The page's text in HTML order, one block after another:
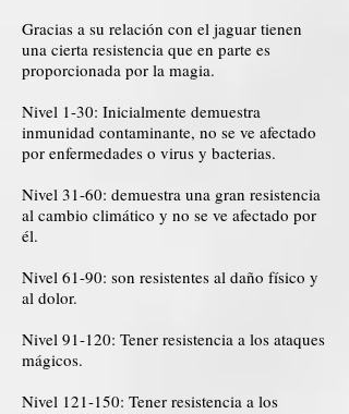
Gracias a su relación con el jaguar tienen
una cierta resistencia que en parte es
proporcionada por la magia.
Nivel 1-30: Inicialmente demuestra
inmunidad contaminante, no se ve afectado
por enfermedades o virus y bacterias.
Nivel 31-60: demuestra una gran resistencia
al cambio climático y no se ve afectado por
él.
Nivel 61-90: son resistentes al daño físico y
al dolor.
Nivel 91-120: Tener resistencia a los ataques
mágicos.
Nivel 121-150: Tener resistencia a los